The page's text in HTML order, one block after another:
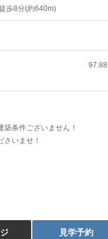
歩8分(約640m)
97.88
条件ございません！
さいませ！
見学予約